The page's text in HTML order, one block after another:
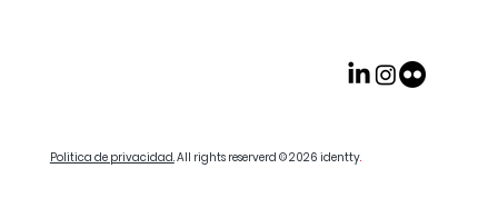
Politica de privacidad.All rights reserverd © 2026 identty.